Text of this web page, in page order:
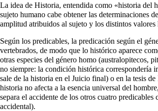
La idea de Historia, entendida como «historia del
sujeto humano cabe obtener las determinaciones
amplitud atribuidos al sujeto y los distintos
Según los predicables, la predicación según el
vertebrados, de modo que lo histórico aparece
otras especies del género homo (australopitecos,
no siempre: la condición histórica correspondería
sale de la historia en el Juicio final) o en la tesis
historia no afecta a la esencia universal del
separa el accidente de los otros cuatro
accidental).